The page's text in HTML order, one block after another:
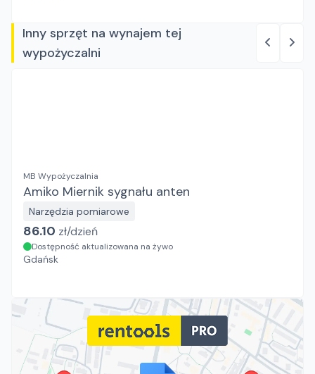
Inny sprzęt na wynajem tej
wypożyczalni
MB Wypożyczalnia
Amiko Miernik sygnału anten
Narzędzia pomiarowe
86.10 zł/dzień
Dostępność aktualizowana na żywo
Gdańsk